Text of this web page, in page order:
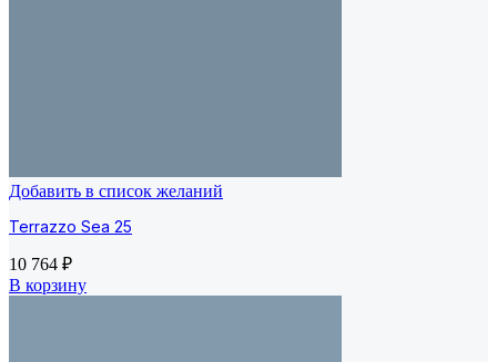
Добавить в список желаний
Terrazzo Sea 25
10 764 ₽
В корзину